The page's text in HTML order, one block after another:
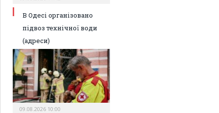
В Одесі організовано
підвоз технічної води
(адреси)
09.08.2026 10:00